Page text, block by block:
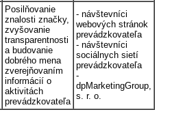
Posilňovanie
znalosti značky,
zvyšovanie
transparentnosti
a budovanie
dobrého mena
zverejňovaním
informácií o
aktivitách
prevádzkovateľa
- návštevníci
webových stránok
prevádzkovateľa
- návštevníci
sociálnych sietí
prevádzkovateľa
-
dpMarketingGroup,
s. r. o.